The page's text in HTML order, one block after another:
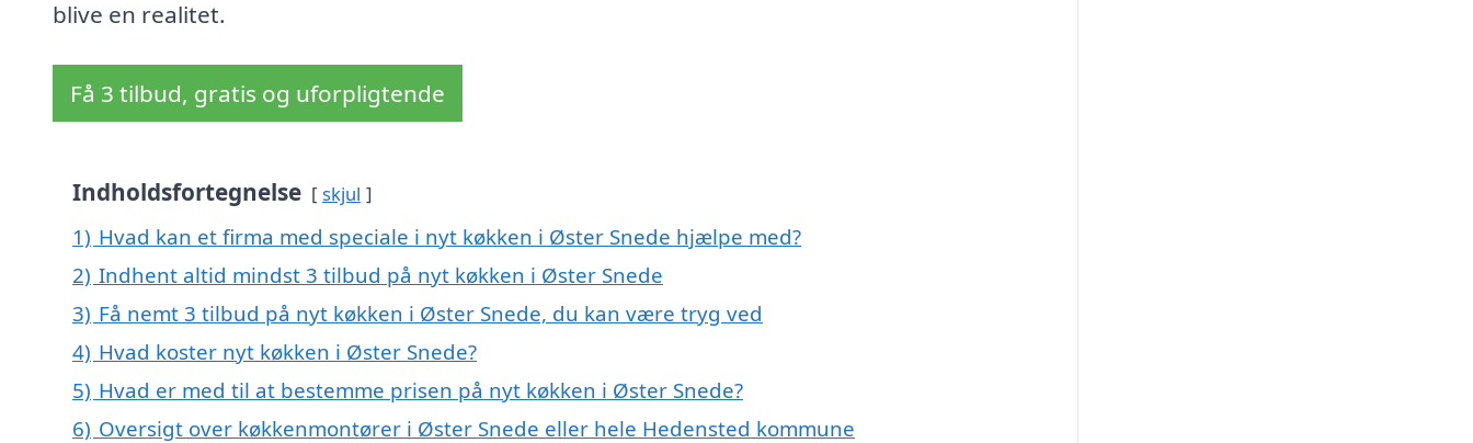
blive en realitet.
Få 3 tilbud, gratis og uforpligtende
Indholdsfortegnelse skjul
1) Hvad kan et firma med speciale i nyt køkken i Øster Snede hjælpe med?
2) Indhent altid mindst 3 tilbud på nyt køkken i Øster Snede
3) Få nemt 3 tilbud på nyt køkken i Øster Snede, du kan være tryg ved
4) Hvad koster nyt køkken i Øster Snede?
5) Hvad er med til at bestemme prisen på nyt køkken i Øster Snede?
6) Oversigt over køkkenmontører i Øster Snede eller hele Hedensted kommune